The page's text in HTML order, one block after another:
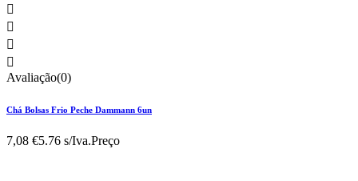




Avaliação(0)
Chá Bolsas Frio Peche Dammann 6un
7,08 €5.76 s/Iva.Preço